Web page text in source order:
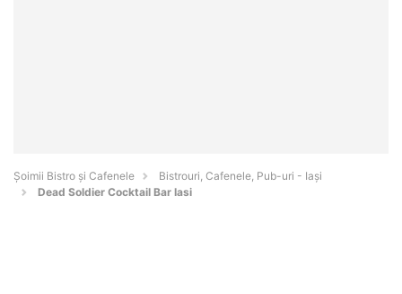
Șoimii Bistro și Cafenele
Bistrouri, Cafenele, Pub-uri - Iaşi
Dead Soldier Cocktail Bar Iasi